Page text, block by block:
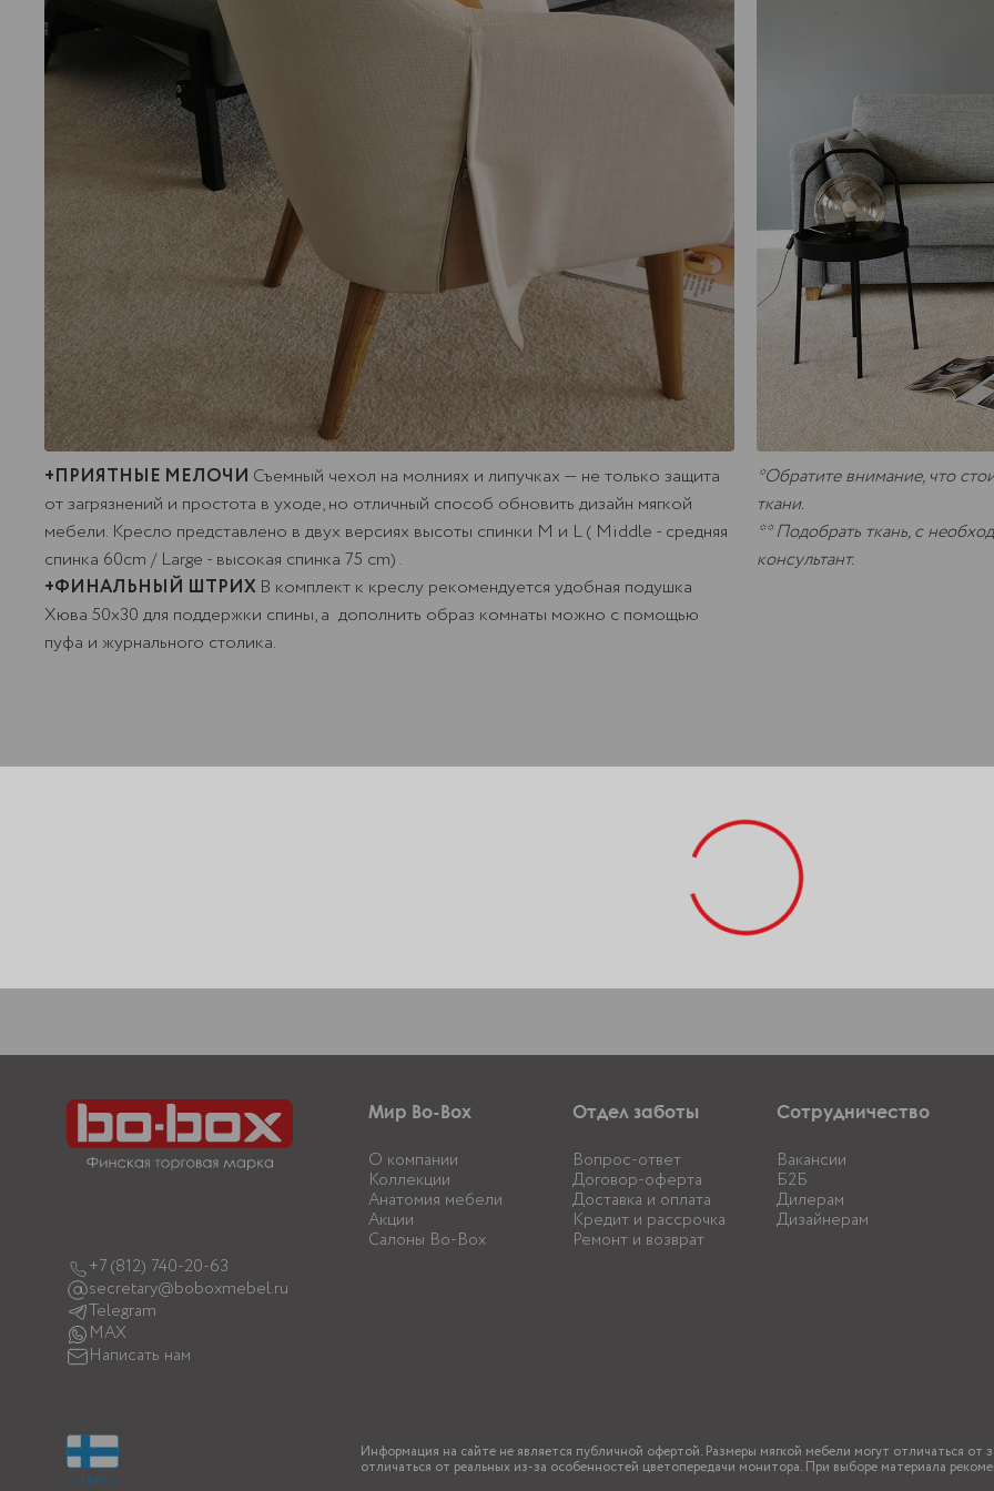
+ПРИЯТНЫЕ МЕЛОЧИ Съемный чехол на молниях и липучках — не только защита
от загрязнений и простота в уходе, но отличный способ обновить дизайн мягкой
мебели. Кресло представлено в двух версиях высоты спинки M и L ( Middle - средняя
спинка 60cm / Large - высокая спинка 75 cm) .
+ФИНАЛЬНЫЙ ШТРИХ В комплект к креслу рекомендуется удобная подушка
Хюва 50х30 для поддержки спины, а дополнить образ комнаты можно с помощью
пуфа и журнального столика.
*Обратите внимание, что
ткани.
** Подобрать ткань, с
консультант.
+7 (812) 740-20-63
secretary@boboxmebel.ru
Telegram
MAX
Написать нам
Мир Bo-Box
О компании
Коллекции
Анатомия мебели
Акции
Салоны Bo-Box
Отдел заботы
Вопрос-ответ
Договор-оферта
Доставка и оплата
Кредит и рассрочка
Ремонт и возврат
Сотрудничество
Вакансии
Б2Б
Дилерам
Дизайнерам
Информация на сайте не является публичной офертой. Размеры мягкой мебели могут отличаться от
отличаться от реальных из-за особенностей цветопередачи монитора. При выборе материала